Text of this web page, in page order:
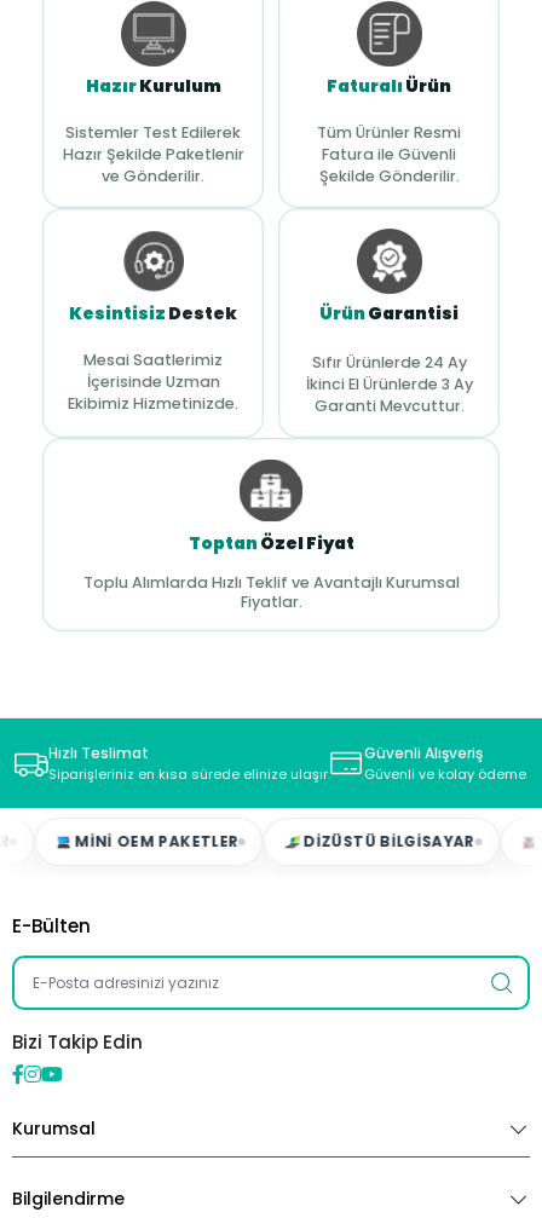
HazırKurulum
Sistemler Test Edilerek
Hazır Şekilde Paketlenir
ve Gönderilir.
FaturalıÜrün
Tüm Ürünler Resmi
Fatura ile Güvenli
Şekilde Gönderilir.
Kesintisiz Destek
Mesai Saatlerimiz
İçerisinde Uzman
Ekibimiz Hizmetinizde.
ÜrünGarantisi
Sıfır Ürünlerde 24 Ay
İkinci El Ürünlerde 3 Ay
Garanti Mevcuttur.
ToptanÖzel Fiyat
Toplu Alımlarda Hızlı Teklif ve Avantajlı Kurumsal
Fiyatlar.
Hızlı Teslimat
Siparişleriniz en kısa sürede elinize ulaşır
Güvenli Alışveriş
Güvenli ve kolay ödeme
MINI OEM PAKETLER DIZÜSTÜ BILGISAYAR
E-Bülten
Bizi Takip Edin
Kurumsal
Bilgilendirme